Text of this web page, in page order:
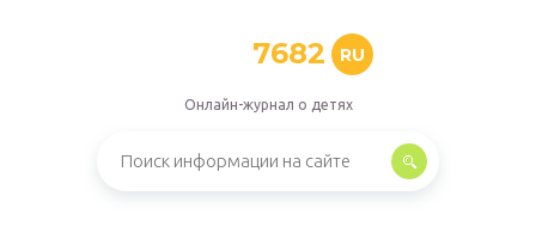
7682 RU
Онлайн-журнал о детях